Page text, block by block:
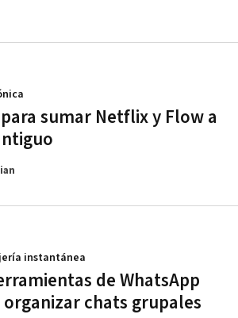
sumar Netflix y Flow a
de WhatsApp
chats grupales
instantánea